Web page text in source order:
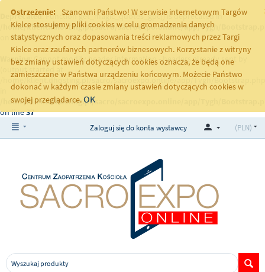
Deprecated: Function get_magic_quotes_gpc() is deprecated in
/home/klient.dhosting.pl/sacro/sacroexpo.online/app/Tygh/
on line251
Warning: Cannot modify header information - headers already sent by
(output started at
/home/klient.dhosting.pl/sacro/sacroexpo.online/app/Tygh/
/home/klient.dhosting.pl/sacro/sacroexpo.online/app/Tygh/
on line37
Ostrzeżenie:
Szanowni Państwo! W serwisie internetowym Targów
Kielce stosujemy pliki cookies w celu gromadzenia danych
statystycznych oraz dopasowania treści reklamowych przez Targi
Kielce oraz zaufanych partnerów biznesowych. Korzystanie z witryny
bez zmiany ustawień dotyczących cookies oznacza, że będą one
zamieszczane w Państwa urządzeniu końcowym. Możecie Państwo
dokonać w każdym czasie zmiany ustawień dotyczących cookies w
swojej przeglądarce.OK
(PLN)
Zaloguj się do konta wystawcy